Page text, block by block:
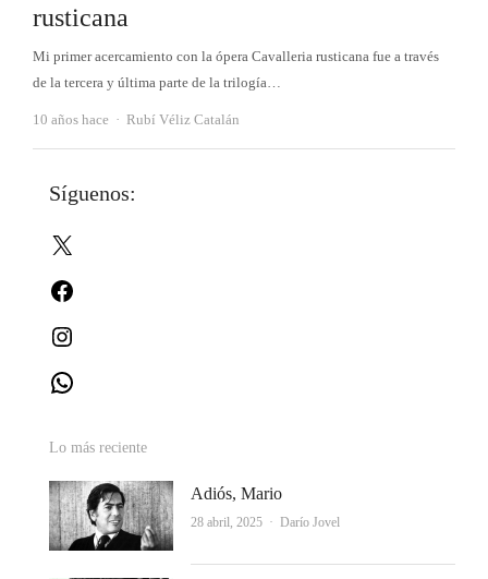
rusticana
Mi primer acercamiento con la ópera Cavalleria rusticana fue a través
de la tercera y última parte de la trilogía…
10 años hace Autor
Rubí Véliz Catalán
Síguenos:
Lo más reciente
Adiós, Mario
28 abril, 2025 Autor
Darío Jovel